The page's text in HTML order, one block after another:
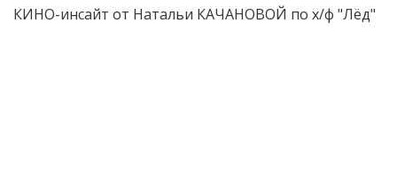
КИНО-инсайт от Натальи КАЧАНОВОЙ по х/ф "Лёд"